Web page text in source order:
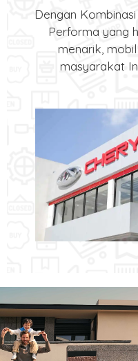
Dengan
Performa yang
menarik,
masyarakat